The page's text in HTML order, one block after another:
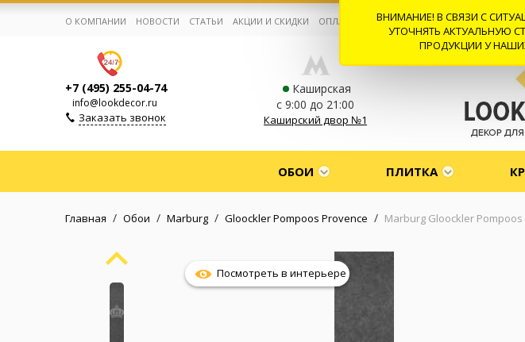
Корзина:0
Избранное:0 товаров
Каталог
Компания
О КОМПАНИИ НОВОСТИ СТАТЬИ АКЦИИ И СКИДКИ ОПЛАТА И ДОСТАВКА СОТРУДНИЧЕСТВО
+7 (495) 255-04-74
info@lookdecor.ru
Заказать звонок
Каширская
с 9:00 до 21:00
Каширский двор №1
ОБОИ ПЛИТКА
Главная / Обои / Marburg / Gloockler Pompoos Provence / Marburg Gloockler Pompoos
Посмотреть в интерьере
ВНИМАНИЕ! В СВЯЗИ С
УТОЧНЯТЬ АКТУАЛЬНУЮ
ПРОДУКЦИИ У